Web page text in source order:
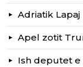
Adriatik
Apel zotit
Ish deputet e